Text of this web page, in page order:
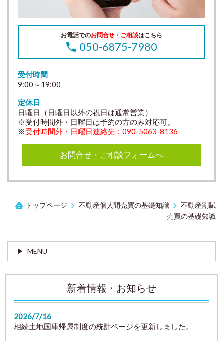
お電話でのお問合せ・ご相談はこちら
050-6875-7980
受付時間
9:00～19:00
定休日
日曜日（日曜日以外の祝日は通常営業）
※受付時間外・日曜日は予約の方のみ対応可。
※受付時間外・日曜日連絡先：090-5063-8136
お問合せ・ご相談フォームへ
トップページ 不動産個人間売買の基礎知識
不動産割賦
売買の基礎知識
MENU
新着情報・お知らせ
2026/7/16
相続土地国庫帰属制度の統計ページを更新しました。